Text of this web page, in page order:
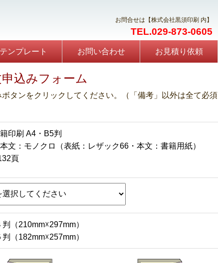
お問合せは【株式会社黒須印刷 内】
TEL.029-873-0605
テンプレート お問い合わせ お見積り依頼
込みフォーム
タンをクリックしてください。（「備考」以外は全て必須
印刷 A4・B5判
文：モノクロ（表紙：レザック66・本文：書籍用紙）
頁
判（210mm☓297mm）
判（182mm☓257mm）